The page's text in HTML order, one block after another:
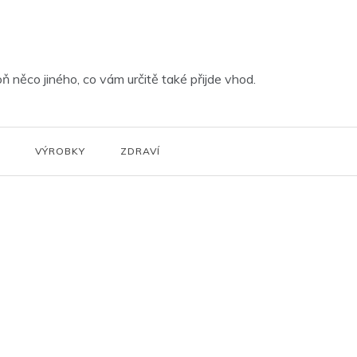
něco jiného, co vám určitě také přijde vhod.
VÝROBKY ZDRAVÍ